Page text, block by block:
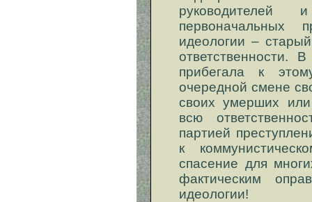
первоначальных
идеологии –
ответственности.
прибегала к
очередной смене
своих умерших
всю
партией
к
спасение для
фактическим
идеологии!